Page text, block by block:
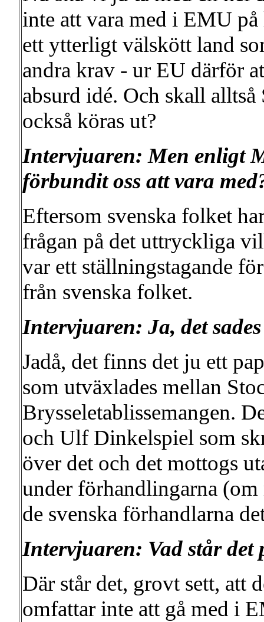
inte att vara med i EMU
ett ytterligt välskött land
andra krav - ur EU därför
absurd idé. Och skall
också köras ut?
Intervjuaren: Men enligt
förbundit oss att vara
Eftersom svenska folket
frågan på det uttryckliga
var ett ställningstagande
från svenska folket.
Intervjuaren: Ja, det
Jadå, det finns det ju ett
som utväxlades mellan
Brysseletablissemangen.
och Ulf Dinkelspiel som
över det och det mottogs
under förhandlingarna (om
de svenska förhandlarna
Intervjuaren: Vad står det
Där står det, grovt sett, att
omfattar inte att gå med i